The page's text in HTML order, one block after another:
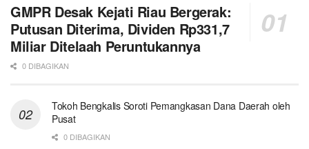
GMPR Desak Kejati Riau Bergerak:
Putusan Diterima, Dividen Rp331,7
Miliar Ditelaah Peruntukannya
0 DIBAGIKAN
Tokoh Bengkalis Soroti Pemangkasan Dana Daerah oleh
Pusat
0 DIBAGIKAN